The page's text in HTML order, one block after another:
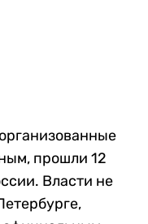
прошли 12
Власти не